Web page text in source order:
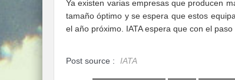
Ya existen varias empresas que producen
tamaño óptimo y se espera que estos
el año próximo. IATA espera que con el
Post source : IATA